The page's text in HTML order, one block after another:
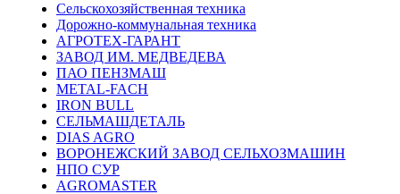
Сельскохозяйственная техника
Дорожно-коммунальная техника
АГРОТЕХ-ГАРАНТ
ЗАВОД ИМ. МЕДВЕДЕВА
ПАО ПЕНЗМАШ
METAL-FACH
IRON BULL
СЕЛЬМАШДЕТАЛЬ
DIAS AGRO
ВОРОНЕЖСКИЙ ЗАВОД СЕЛЬХОЗМАШИН
НПО СУР
AGROMASTER